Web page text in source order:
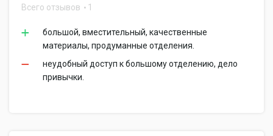
Всего отзывов 1
большой, вместительный, качественные
материалы, продуманные отделения.
неудобный доступ к большому отделению, дело
привычки.